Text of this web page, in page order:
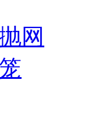
网